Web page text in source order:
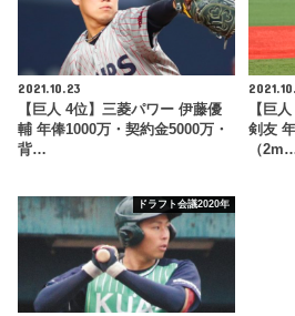
2021.10.23
【巨人 4位】三菱パワー 伊藤優
輔 年俸1000万・契約金5000万・
背…
【巨
剣友
（
ドラフト会議2020年